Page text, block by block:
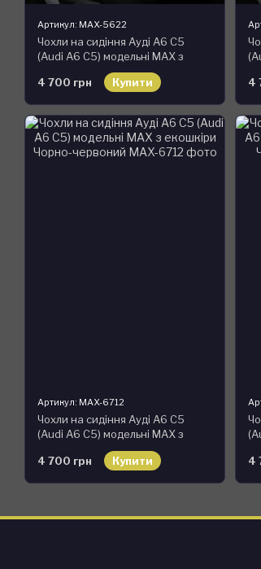
Артикул: MAX-5622
Чохли на сидіння Ауді А6 С5
(Audi A6 C5) модельні MAX з
екошкіри Чорно-сірий, графіт
4 700 грн
Купити
4
Артикул: MAX-6712
Чохли на сидіння Ауді А6 С5
(Audi A6 C5) модельні MAX з
екошкіри Чорно-червоний
4 700 грн
Купити
4